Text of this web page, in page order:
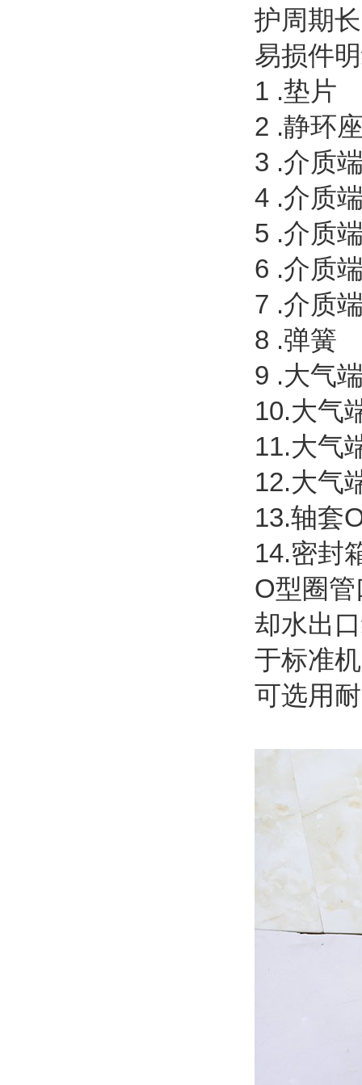
护周期
易损件
1
2 .静环
3 .介
4 .介质
5 .介
6 .介质
7 .介
8 .弹簧
9 .大
10.大气
11.
12.大气
13.
14.密封
O型圈
却水出
于标准
可选用